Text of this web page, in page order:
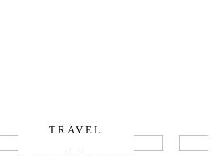
TRAVEL